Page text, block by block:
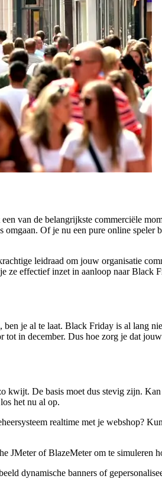
van de belangrijkste commerciële
Of je nu een pure online
leidraad om jouw organisatie
ze effectief inzet in aanloop naar
je al te laat. Black Friday is al lang
in december. Dus hoe zorg je dat
De basis moet dus stevig zijn.
het nu al op.
realtime met je webshop?
JMeter of BlazeMeter om te simuleren
dynamische banners of